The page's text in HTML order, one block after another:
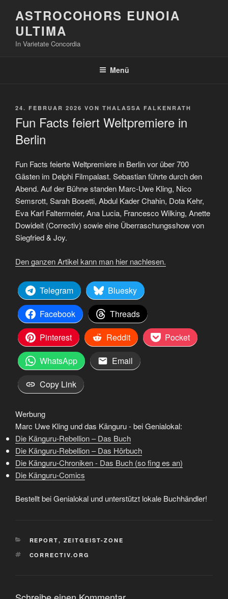
Inhalt
springen
ASTROCOHORS EUNOIA
ULTIMA
In Varietate Concordia
Menü
VERÖFFENTLICHT
24. FEBRUAR 2026 VON THALASSA FALKENRATH
Fun Facts feiert Weltpremiere in
Berlin
Fun Facts feierte Weltpremiere in Berlin vor über 700
Gästen im Delphi Filmpalast. Sebastian führte durch den
Abend. Auf der Bühne standen Marc-Uwe Kling, Nico
Semsrott, Sarah Bosetti, Abdul Kader Chahin, Dota Kehr,
Eva Karl Faltermeier, Ana Lucia, Francesco Wilking, Anette
Dowideit (Correctiv) sowie eine Überraschungsshow von
Siegfried & Joy.
Den ganzen Artikel kann man hier nachlesen.
Telegram
Bluesky
Facebook
Threads
Pinterest
Reddit
Pocket
WhatsApp
Email
Copy Link
Werbung
Marc Uwe Kling und das Känguru - bei Genialokal:
Die Känguru-Rebellion – Das Buch
Die Känguru-Rebellion – Das Hörbuch
Die Känguru-Chroniken - Das Buch (so fing es an)
Die Känguru-Comics
Bestellt bei Genialokal und unterstützt lokale Buchhändler!
KATEGORIEN
REPORT, ZEITGEIST-ZONE
SCHLAGWÖRTER
CORRECTIV.ORG